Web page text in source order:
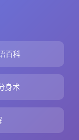
百科
身术